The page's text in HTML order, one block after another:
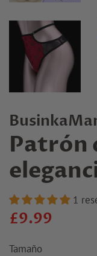
Patrón
1
Precio
£9.99
Tamaño